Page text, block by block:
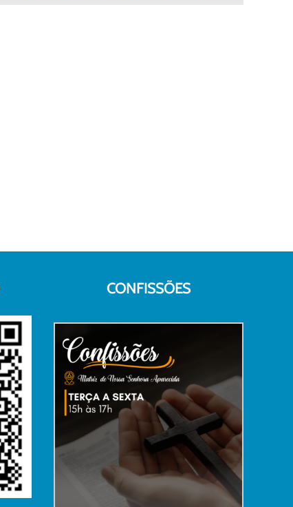
CONFISSÕES